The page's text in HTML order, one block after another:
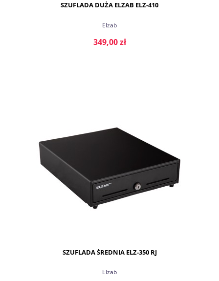
SZUFLADA DUŻA ELZAB ELZ-410
Elzab
349,00 zł
SZUFLADA ŚREDNIA ELZ-350 RJ
Elzab